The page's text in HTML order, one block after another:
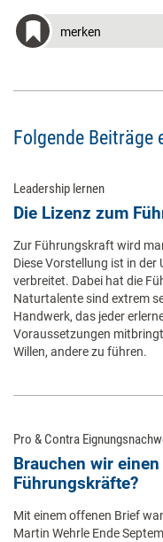
merken
Folgende Beiträge
Leadership lernen
Die Lizenz zum
Zur Führungskraft wird
Diese Vorstellung ist in
verbreitet. Dabei hat die
Naturtalente sind extrem
Handwerk, das jeder
Voraussetzungen
Willen, andere zu führen.
Pro & Contra
Brauchen wir
Führungskräfte?
Mit einem offenen Brief
Martin Wehrle Ende